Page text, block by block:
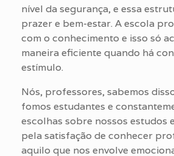
nível da segurança, e essa
prazer e bem-estar. A escola
com o conhecimento e isso só
maneira eficiente quando há
estímulo.
Nós, professores, sabemos
fomos estudantes e
escolhas sobre nossos estudos
pela satisfação de conhecer
aquilo que nos envolve